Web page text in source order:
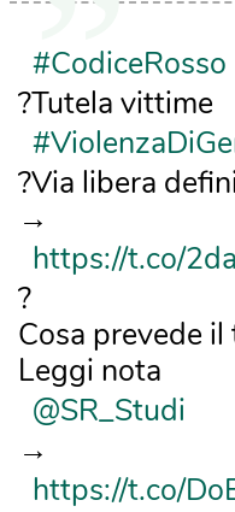
#CodiceRosso
?Tutela vittime
?Via libera
→
https://t.co/
?
Cosa prevede
Leggi nota
@SR_Studi
→
https://t.co/